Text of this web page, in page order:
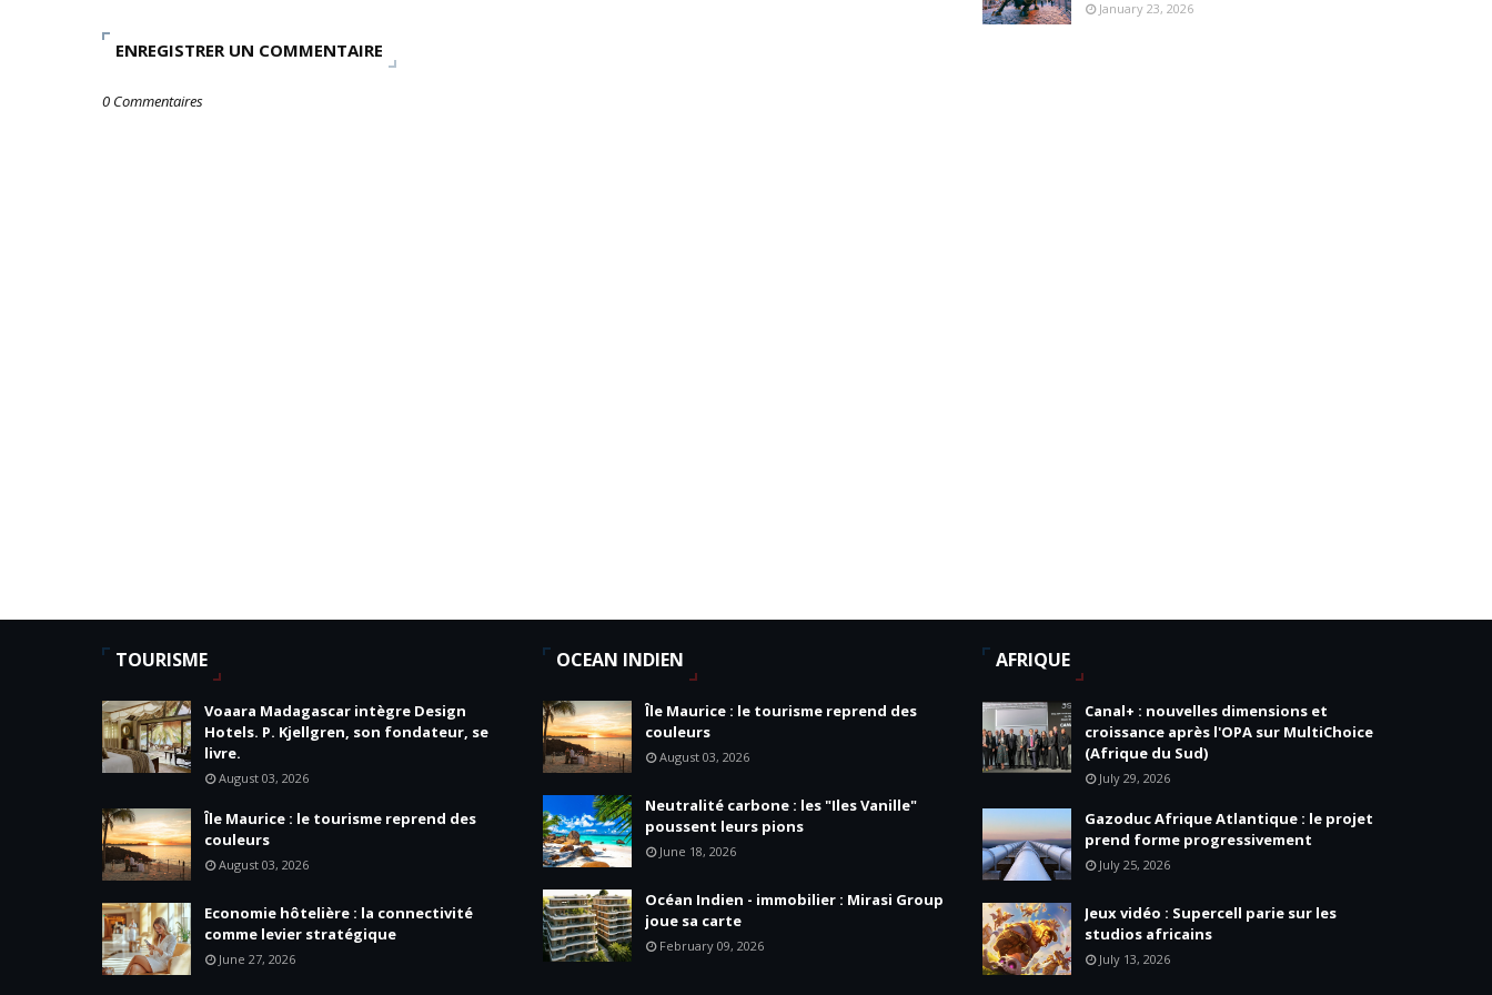
ENREGISTRER UN COMMENTAIRE
0 Commentaires
January 23, 2026
TOURISME
Voaara Madagascar intègre Design
Hotels. P. Kjellgren, son fondateur, se
livre.
August 03, 2026
Île Maurice : le tourisme reprend des
couleurs
August 03, 2026
Economie hôtelière : la connectivité
comme levier stratégique
June 27, 2026
OCEAN INDIEN
Île Maurice : le tourisme reprend des
couleurs
August 03, 2026
Neutralité carbone : les "Iles Vanille"
poussent leurs pions
June 18, 2026
Océan Indien - immobilier : Mirasi Group
joue sa carte
February 09, 2026
AFRIQUE
Canal+ : nouvelles dimensions et
croissance après l'OPA sur MultiChoice
(Afrique du Sud)
July 29, 2026
Gazoduc Afrique Atlantique : le projet
prend forme progressivement
July 25, 2026
Jeux vidéo : Supercell parie sur les
studios africains
July 13, 2026